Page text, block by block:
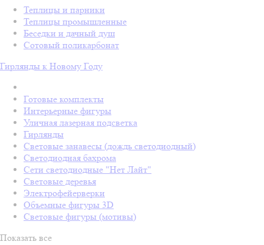
Теплицы и парники
Теплицы промышленные
Беседки и дачный душ
Сотовый поликарбонат
Гирлянды к Новому Году
Готовые комплекты
Интерьерные фигуры
Уличная лазерная подсветка
Гирлянды
Световые занавесы (дождь светодиодный)
Светодиодная бахрома
Сети светодиодные "Нет Лайт"
Световые деревья
Электрофейерверки
Объемные фигуры 3D
Световые фигуры (мотивы)
Показать все